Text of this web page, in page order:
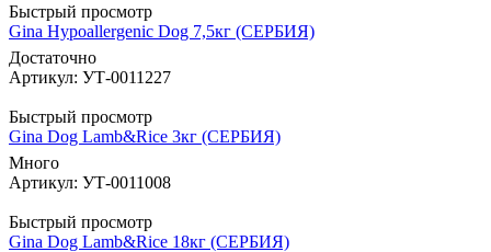
Быстрый просмотр
Gina Hypoallergenic Dog 7,5кг (СЕРБИЯ)
Достаточно
Артикул: УТ-0011227
Быстрый просмотр
Gina Dog Lamb&Rice 3кг (СЕРБИЯ)
Много
Артикул: УТ-0011008
Быстрый просмотр
Gina Dog Lamb&Rice 18кг (СЕРБИЯ)